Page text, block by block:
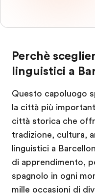
Perchè
linguistici a
Questo capoluogo
la città più
città storica che
tradizione, cultura,
linguistici a
di apprendimento,
spagnolo in ogni
mille occasioni di